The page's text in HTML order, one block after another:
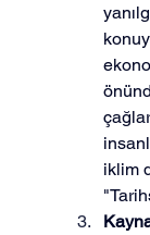
iklim